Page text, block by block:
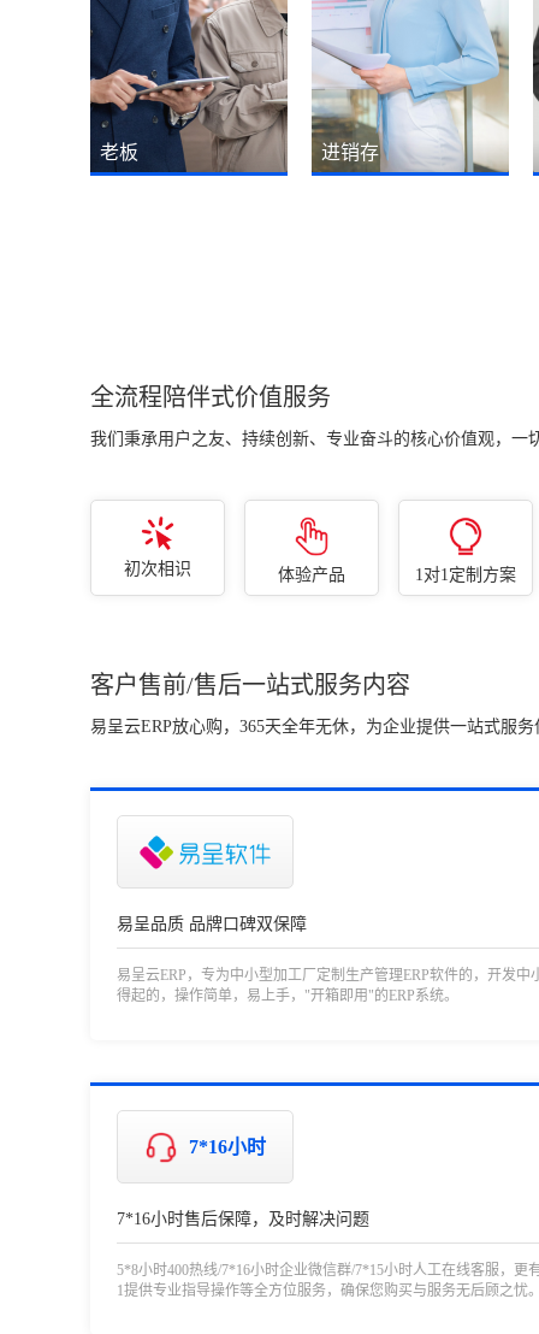
老板 进销存
全流程陪伴式价值服务
我们秉承用户之友、持续创新、专业奋斗的核心价值观，一
初次相识 体验产品 1对1定制方案
客户售前/售后一站式服务内容
易呈云ERP放心购，365天全年无休，为企业提供一站式服务
易呈品质 品牌口碑双保障
易呈云ERP，专为中小型加工厂定制生产管理ERP软件的，开发中
得起的，操作简单，易上手，"开箱即用"的ERP系统。
7*16小时
7*16小时售后保障，及时解决问题
5*8小时400热线/7*16小时企业微信群/7*15小时人工在线客服，更
1提供专业指导操作等全方位服务，确保您购买与服务无后顾之忧